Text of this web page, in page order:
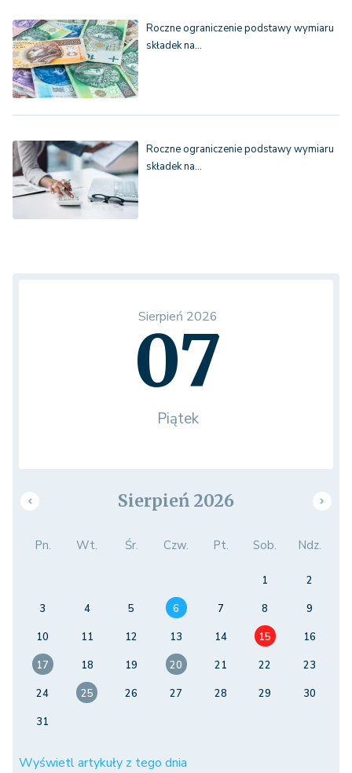
Roczne ograniczenie podstawy wymiaru
składek na…
Roczne ograniczenie podstawy wymiaru
składek na…
Sierpień 2026
07
Piątek
Sierpień 2026
Pn. Wt. Śr. Czw. Pt. Sob. Ndz.
1
2
3
4 5 6 7 8
9
10
11 12 13 14 15
16
17
18 19 20 21 22
23
24
25 26 27 28 29
30
31
Wyświetl artykuły z tego dnia